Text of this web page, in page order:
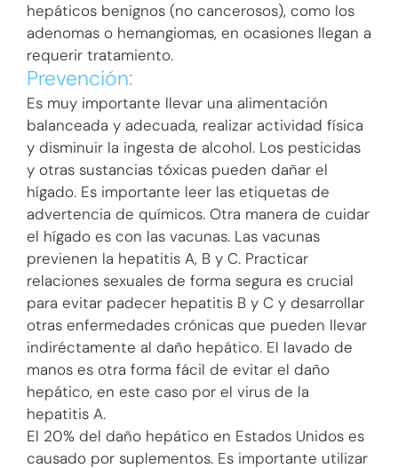
hepáticos benignos (no cancerosos), como los
adenomas o hemangiomas, en ocasiones llegan a
requerir tratamiento.
Prevención:
Es muy importante llevar una alimentación
balanceada y adecuada, realizar actividad física
y disminuir la ingesta de alcohol. Los pesticidas
y otras sustancias tóxicas pueden dañar el
hígado. Es importante leer las etiquetas de
advertencia de químicos. Otra manera de cuidar
el hígado es con las vacunas. Las vacunas
previenen la hepatitis A, B y C. Practicar
relaciones sexuales de forma segura es crucial
para evitar padecer hepatitis B y C y desarrollar
otras enfermedades crónicas que pueden llevar
indiréctamente al daño hepático. El lavado de
manos es otra forma fácil de evitar el daño
hepático, en este caso por el virus de la
hepatitis A.
El 20% del daño hepático en Estados Unidos es
causado por suplementos. Es importante utilizar